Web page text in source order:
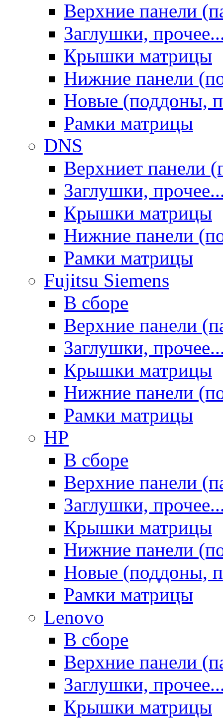
Верхние панели
Заглушки,
Крышки матрицы
Нижние панели
Новые (поддоны,
Рамки матрицы
DNS
Верхниет панели
Заглушки,
Крышки матрицы
Нижние панели
Рамки матрицы
Fujitsu Siemens
В сборе
Верхние панели
Заглушки,
Крышки матрицы
Нижние панели
Рамки матрицы
HP
В сборе
Верхние панели
Заглушки,
Крышки матрицы
Нижние панели
Новые (поддоны,
Рамки матрицы
Lenovo
В сборе
Верхние панели
Заглушки,
Крышки матрицы